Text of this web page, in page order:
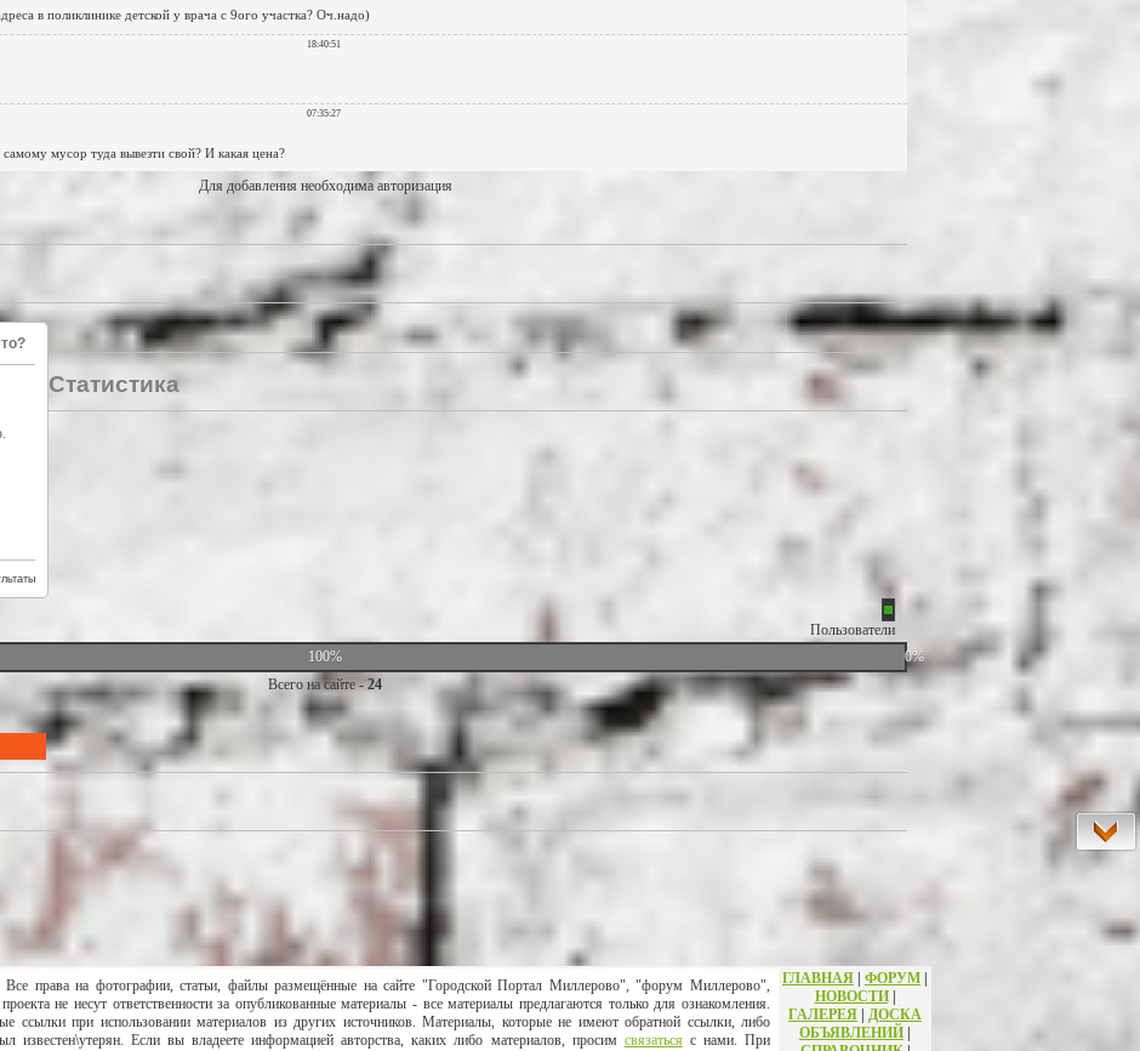
Для добавления необходима авторизация
Статистика
Пользователи
100%
0%
Всего на сайте -24
права на фотографии, статьи, файлы размещённые на сайте "Городской Портал Миллерово", "форум Миллерово",
не несут ответственности за опубликованные материалы - все материалы предлагаются только для ознакомления.
ссылки при использовании материалов из других источников. Материалы, которые не имеют обратной ссылки, либо
Если вы владеете информацией авторства, каких либо материалов, просим связатьсяс нами. При
ГЛАВНАЯ ФОРУМ
НОВОСТИ|
ГАЛЕРЕЯ
ДОСКА
ОБЪЯВЛЕНИЙ